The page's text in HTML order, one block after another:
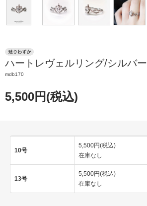
ハートレヴェルリング/シルバー
mdb170
5,500円(税込)
10号
5,500円(税込)
在庫なし
13号
5,500円(税込)
在庫なし